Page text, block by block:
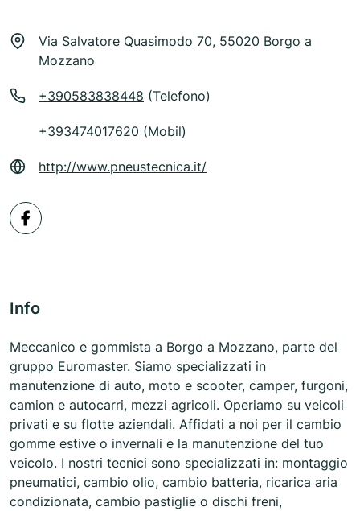
Via Salvatore Quasimodo 70, 55020 Borgo a
Mozzano
+390583838448 (Telefono)
+393474017620 (Mobil)
http://www.pneustecnica.it/
Info
Meccanico e gommista a Borgo a Mozzano, parte del
gruppo Euromaster. Siamo specializzati in
manutenzione di auto, moto e scooter, camper, furgoni,
camion e autocarri, mezzi agricoli. Operiamo su veicoli
privati e su flotte aziendali. Affidati a noi per il cambio
gomme estive o invernali e la manutenzione del tuo
veicolo. I nostri tecnici sono specializzati in: montaggio
pneumatici, cambio olio, cambio batteria, ricarica aria
condizionata, cambio pastiglie o dischi freni,